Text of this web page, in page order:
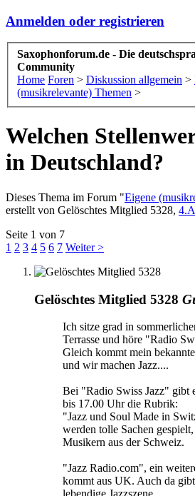
Anmelden oder registrieren
Saxophonforum.de - Die
Community
Home Foren > Diskussion allgemein >
(musikrelevante) Themen >
Welchen
in Deutschland?
Dieses Thema im Forum "Eigene
erstellt von Gelöschtes Mitglied 5328,
Seite 1 von 7
1 2 3 4 5 6 7 Weiter >
Gelöschtes Mitglied 5328
Ich sitze grad in
Terrasse und höre "Radio
Gleich kommt mein
und wir machen Jazz....
Bei "Radio Swiss Jazz" gibt
bis 17.00 Uhr die Rubrik:
"Jazz und Soul Made in
werden tolle Sachen
Musikern aus der Schweiz.
"Jazz Radio.com", ein
kommt aus UK. Auch da